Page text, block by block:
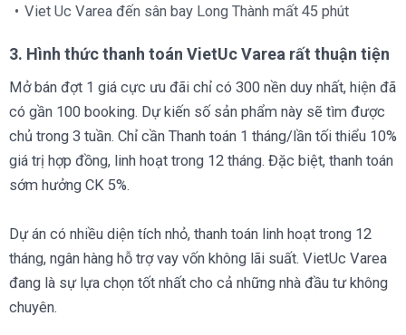
Viet Uc Varea đến sân bay Long Thành mất 45 phút
3. Hình thức thanh toán VietUc Varea rất thuận tiện
Mở bán đợt 1 giá cực ưu đãi chỉ có 300 nền duy nhất, hiện đã
có gần 100 booking. Dự kiến số sản phẩm này sẽ tìm được
chủ trong 3 tuần. Chỉ cần Thanh toán 1 tháng/lần tối thiểu 10%
giá trị hợp đồng, linh hoạt trong 12 tháng. Đặc biệt, thanh toán
sớm hưởng CK 5%.
Dự án có nhiều diện tích nhỏ, thanh toán linh hoạt trong 12
tháng, ngân hàng hỗ trợ vay vốn không lãi suất. VietUc Varea
đang là sự lựa chọn tốt nhất cho cả những nhà đầu tư không
chuyên.